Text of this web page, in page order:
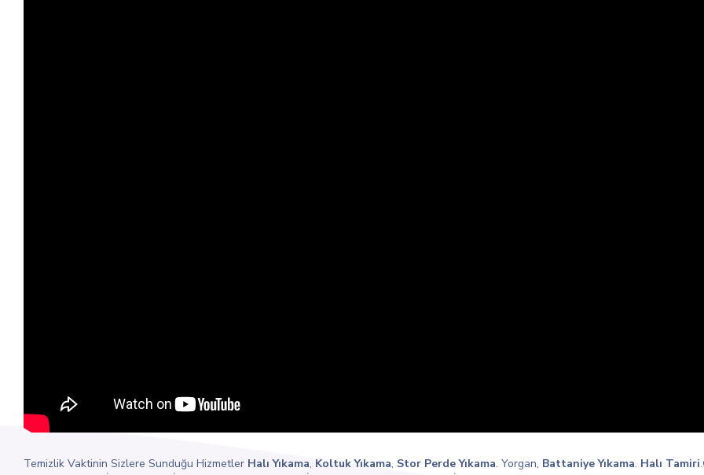
Temizlik Vaktinin Sizlere Sunduğu Hizmetler Halı Yıkama, Koltuk Yıkama, Stor Perde Yıkama. Yorgan, Battaniye Yıkama. Halı Tamiri.